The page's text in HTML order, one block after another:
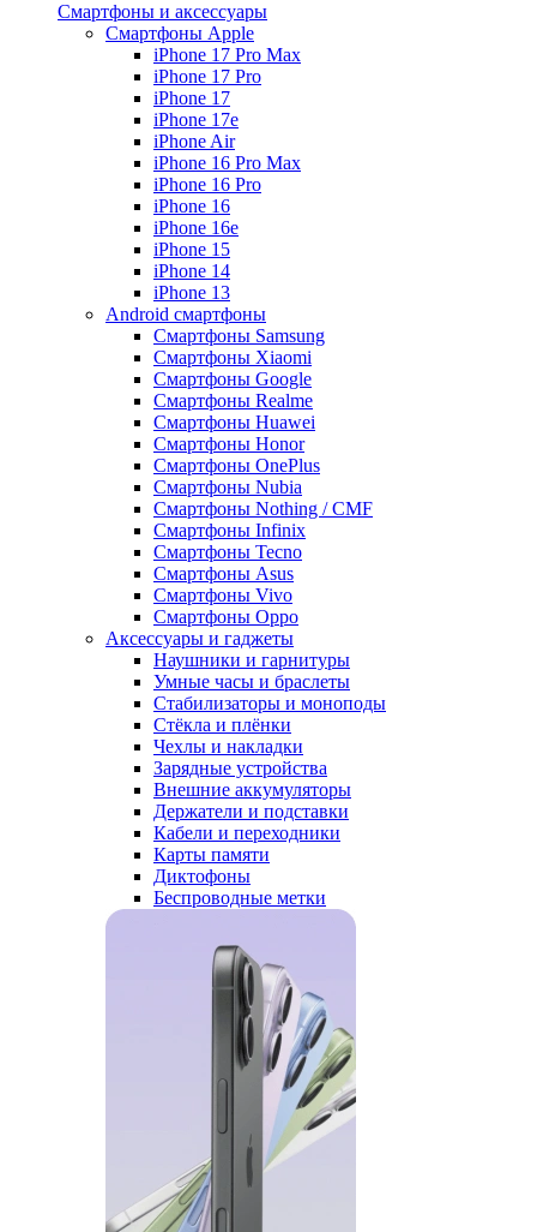
Смартфоны и аксессуары
Смартфоны Apple
iPhone 17 Pro Max
iPhone 17 Pro
iPhone 17
iPhone 17e
iPhone Air
iPhone 16 Pro Max
iPhone 16 Pro
iPhone 16
iPhone 16e
iPhone 15
iPhone 14
iPhone 13
Android cмартфоны
Смартфоны Samsung
Смартфоны Xiaomi
Смартфоны Google
Смартфоны Realme
Смартфоны Huawei
Смартфоны Honor
Смартфоны OnePlus
Смартфоны Nubia
Смартфоны Nothing / CMF
Смартфоны Infinix
Смартфоны Tecno
Смартфоны Asus
Смартфоны Vivo
Смартфоны Oppo
Аксессуары и гаджеты
Наушники и гарнитуры
Умные часы и браслеты
Стабилизаторы и моноподы
Стёкла и плёнки
Чехлы и накладки
Зарядные устройства
Внешние аккумуляторы
Держатели и подставки
Кабели и переходники
Карты памяти
Диктофоны
Беспроводные метки